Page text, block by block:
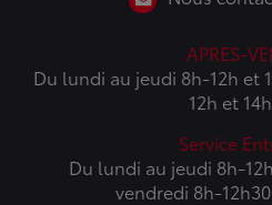
APRES-
Du lundi au jeudi 8h-12h et
12h et
Service
Du lundi au jeudi 8h-
vendredi 8h-